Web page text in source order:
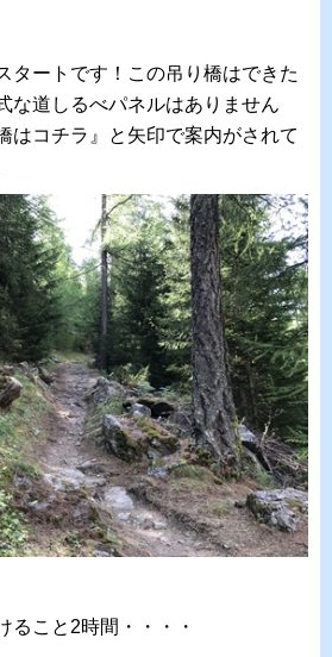
タートです！この吊り橋はできた
な道しるべパネルはありません
はコチラ』と矢印で案内がされて
ること2時間・・・・